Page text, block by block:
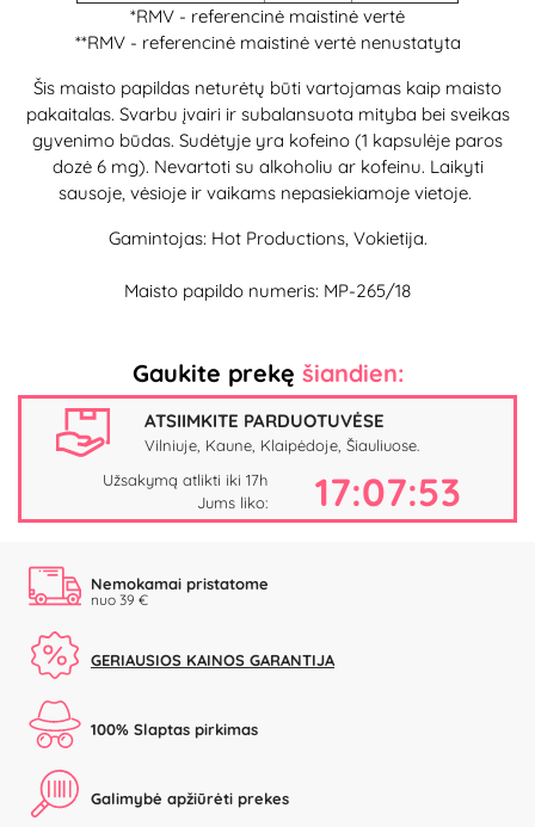
*RMV - referencinė maistinė vertė
**RMV - referencinė maistinė vertė nenustatyta
Šis maisto papildas neturėtų būti vartojamas kaip maisto
pakaitalas. Svarbu įvairi ir subalansuota mityba bei sveikas
gyvenimo būdas. Sudėtyje yra kofeino (1 kapsulėje paros
dozė 6 mg). Nevartoti su alkoholiu ar kofeinu. Laikyti
sausoje, vėsioje ir vaikams nepasiekiamoje vietoje.
Gamintojas: Hot Productions, Vokietija.
Maisto papildo numeris: MP-265/18
Gaukite prekę šiandien:
ATSIIMKITE PARDUOTUVĖSE
Vilniuje, Kaune, Klaipėdoje, Šiauliuose.
Užsakymą atlikti iki 17h
Jums liko:
17:07:52
Nemokamai pristatome
nuo 39 €
GERIAUSIOS KAINOS GARANTIJA
100% Slaptas pirkimas
Galimybė apžiūrėti prekes